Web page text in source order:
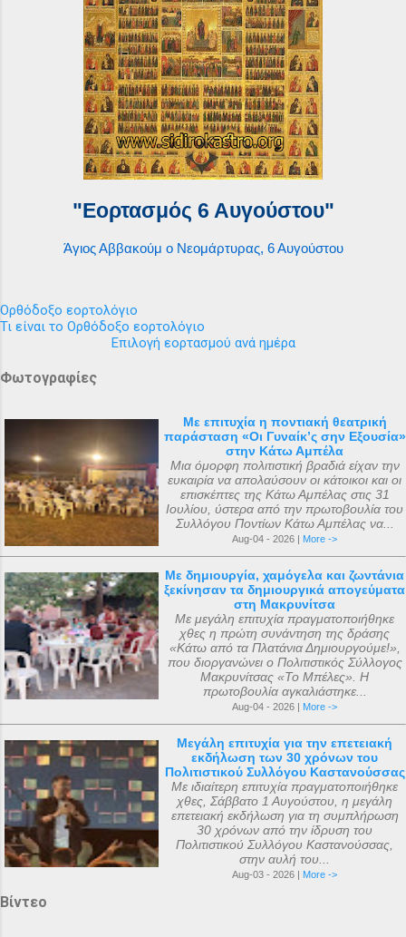
"Εορτασμός 6 Αυγούστου"
Άγιος Αββακούμ ο Νεομάρτυρας, 6 Αυγούστου
Ορθόδοξο εορτολόγιο
Τι είναι το Ορθόδοξο εορτολόγιο
Επιλογή εορτασμού ανά ημέρα
Φωτογραφίες
Με επιτυχία η ποντιακή θεατρική
παράσταση «Οι Γυναίκ’ς σην Εξουσία»
στην Κάτω Αμπέλα
Μια όμορφη πολιτιστική βραδιά είχαν την
ευκαιρία να απολαύσουν οι κάτοικοι και οι
επισκέπτες της Κάτω Αμπέλας στις 31
Ιουλίου, ύστερα από την πρωτοβουλία του
Συλλόγου Ποντίων Κάτω Αμπέλας να...
Aug-04 - 2026 | More ->
Με δημιουργία, χαμόγελα και ζωντάνια
ξεκίνησαν τα δημιουργικά απογεύματα
στη Μακρυνίτσα
Με μεγάλη επιτυχία πραγματοποιήθηκε
χθες η πρώτη συνάντηση της δράσης
«Κάτω από τα Πλατάνια Δημιουργούμε!»,
που διοργανώνει ο Πολιτιστικός Σύλλογος
Μακρυνίτσας «Το Μπέλες». Η
πρωτοβουλία αγκαλιάστηκε...
Aug-04 - 2026 | More ->
Μεγάλη επιτυχία για την επετειακή
εκδήλωση των 30 χρόνων του
Πολιτιστικού Συλλόγου Καστανούσσας
Με ιδιαίτερη επιτυχία πραγματοποιήθηκε
χθες, Σάββατο 1 Αυγούστου, η μεγάλη
επετειακή εκδήλωση για τη συμπλήρωση
30 χρόνων από την ίδρυση του
Πολιτιστικού Συλλόγου Καστανούσσας,
στην αυλή του...
Aug-03 - 2026 | More ->
Βίντεο